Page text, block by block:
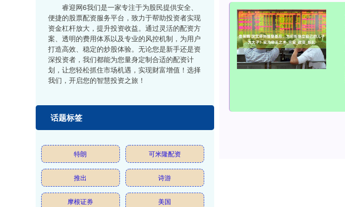
睿迎网6我们是一家专注于为股民提供安全、
便捷的股票配资服务平台，致力于帮助投资者实现
资金杠杆放大，提升投资收益。通过灵活的配资方
案、透明的费用体系以及专业的风控机制，为用户
打造高效、稳定的炒股体验。无论您是新手还是资
深投资者，我们都能为您量身定制合适的配资计
划，让您轻松抓住市场机遇，实现财富增值！选择
我们，开启您的智慧投资之旅！
话题标签
特朗 可米隆配资
推出 诗游
摩根证券 美国